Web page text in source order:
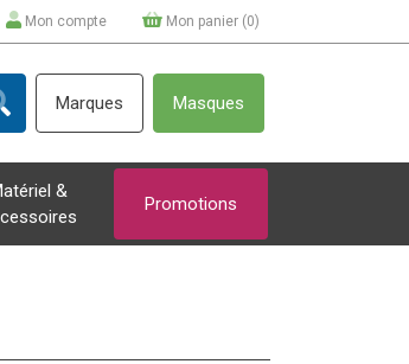
Mon compte Mon panier (0)
Marques Masques
&
Promotions